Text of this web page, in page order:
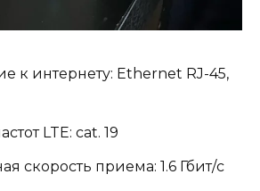
к интернету: Ethernet RJ-45,
LTE: cat. 19
скорость приема: 1.6 Гбит/с